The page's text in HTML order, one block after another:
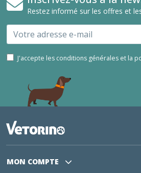
Restez informé sur les offres et
Email
J'accepte les conditions générales et la
MON COMPTE